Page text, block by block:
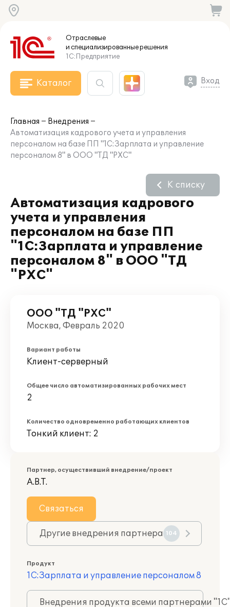
Отраслевые
и специализированныерешения
1С:Предприятие
Каталог Вход
Главная
Внедрения
Автоматизация кадрового учета и управления
персоналом на базе ПП "1C:Зарплата и управление
персоналом 8" в ООО "ТД "РХС"
Автоматизация кадрового
учета и управления
персоналом на базе ПП
"1C:Зарплата и управление
персоналом 8" в ООО "ТД
"РХС"
К списку
ООО "ТД "РХС"
Москва, Февраль 2020
Вариант работы
Клиент-серверный
Общее число автоматизированных рабочих мест
2
Количество одновременно работающих клиентов
Тонкий клиент: 2
Партнер, осуществивший внедрение/проект
А.В.Т.
Связаться
Другие внедрения партнера 104
Продукт
1С:Зарплата и управление персоналом 8
Внедрения продукта всеми партнерами